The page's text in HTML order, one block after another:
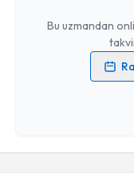
Bu uzmandan
Kişisel verilerimin